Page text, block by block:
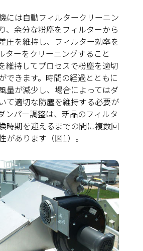
には自動フィルタークリーニン
、余分な粉塵をフィルターから
圧を維持し、フィルター効率を
ターをクリーニングすること
維持してプロセスで粉塵を適切
できます。時間の経過とともに
量が減少し、場合によってはダ
て適切な防塵を維持する必要が
ンパー調整は、新品のフィルタ
時期を迎えるまでの間に複数回
があります （図1） 。